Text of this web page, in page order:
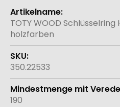
Weitere
Informationen
TOTY WOOD Schlüsselring
holzfarben
350.22533
190